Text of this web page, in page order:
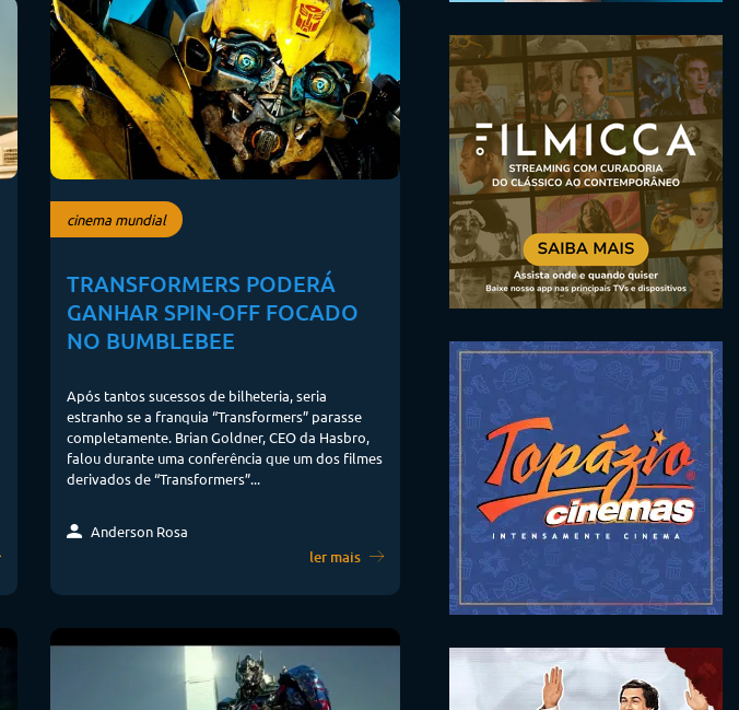
cinema mundial
TRANSFORMERS PODERÁ
GANHAR SPIN-OFF FOCADO
NO BUMBLEBEE
Após tantos sucessos de bilheteria, seria
estranho se a franquia “Transformers” parasse
completamente. Brian Goldner, CEO da Hasbro,
falou durante uma conferência que um dos filmes
derivados de “Transformers”...
Anderson Rosa
ler mais